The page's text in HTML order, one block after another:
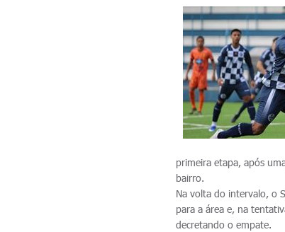
primeira etapa, após
bairro.
Na volta do intervalo, o
para a área e, na
decretando o empate.